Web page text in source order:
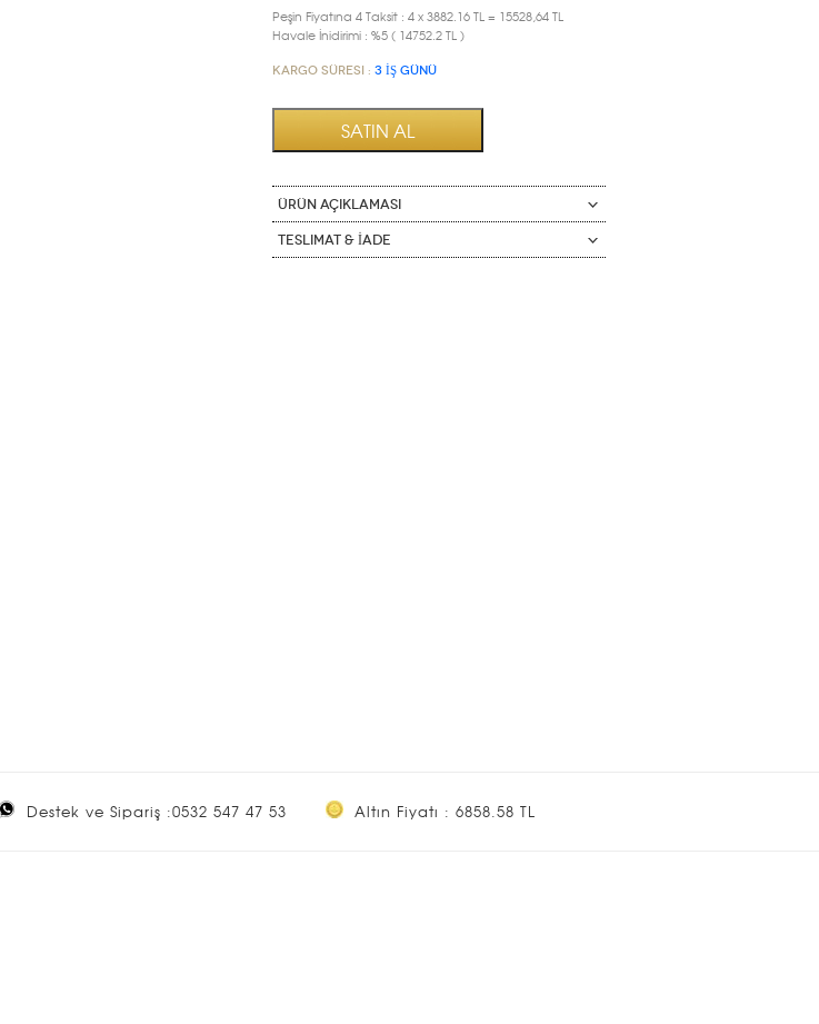
Peşin Fiyatına 4 Taksit : 4 x 3882.16 TL = 15528,64 TL
Havale İnidirimi : %5 ( 14752.2 TL )
Kargo Süresi : 3 İŞ GÜNÜ
ÜRÜN AÇIKLAMASI
Teslimat & İade
Destek ve Sipariş :0532 547 47 53 Altın Fiyatı : 6858.58 TL